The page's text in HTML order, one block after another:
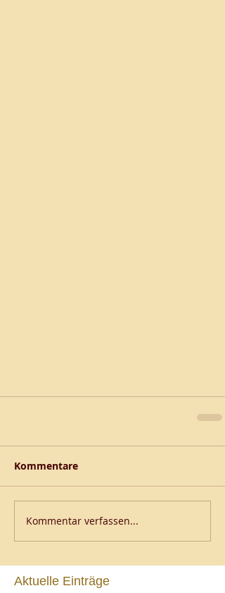
Kommentare
Kommentar verfassen...
Aktuelle Einträge